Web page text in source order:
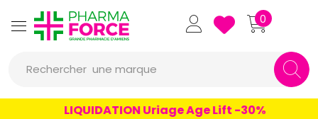
Pharmaforce Grande Pharmacie
0
Rechercher
un conseil
un produit
une marque
LIQUIDATION Uriage Age Lift -30%